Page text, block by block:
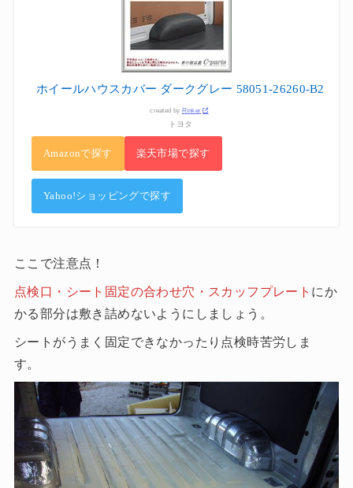
ホイールハウスカバー ダークグレー 58051-26260-B2
created by Rinker
トヨタ
Amazonで探す 楽天市場で探す
Yahoo!ショッピングで探す
ここで注意点！
点検口・シート固定の合わせ穴・スカッフプレート にか
かる部分は敷き詰めないようにしましょう。
シートがうまく固定できなかったり点検時苦労しま
す。